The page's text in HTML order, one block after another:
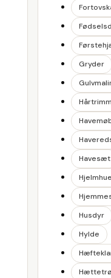
Gryder
Havesæt
Husdyr
Hylde